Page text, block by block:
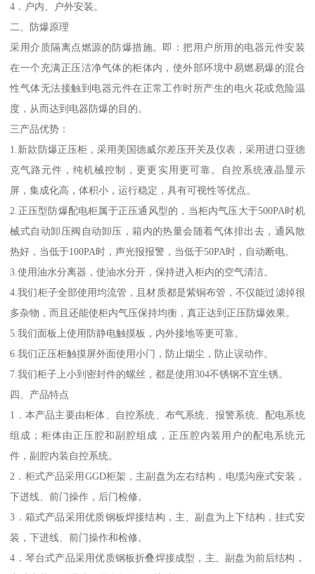
4．户内、户外安装。
二、防爆原理
采用介质隔离点燃源的防爆措施。即：把用户所用的电器元件安装
在一个充满正压洁净气体的柜体内，使外部环境中易燃易爆的混合
性气体无法接触到电器元件在正常工作时所产生的电火花或危险温
度，从而达到电器防爆的目的。
三产品优势：
1.新款防爆正压柜，采用美国德威尔差压开关及仪表，采用进口亚德
克气路元件，纯机械控制，更更实用更可靠。自控系统液晶显示
屏，集成化高，体积小，运行稳定，具有可视性等优点。
2.正压型防爆配电柜属于正压通风型的，当柜内气压大于500PA时机
械式自动卸压阀自动卸压，箱内的热量会随着气体排出去，通风散
热好，当低于100PA时，声光报报警，当低于50PA时，自动断电。
3.使用油水分离器，使油水分开，保持进入柜内的空气清洁。
4.我们柜子全部使用均流管，且材质都是紫铜布管，不仅能过滤掉很
多杂物，而且还能使柜内气压保持均衡，真正达到正压防爆效果。
5.我们面板上使用防静电触摸板，内外接地等更可靠。
6.我们正压柜触摸屏外面使用小门，防止烟尘，防止误动作。
7.我们柜子上小到密封件的螺丝，都是使用304不锈钢不宜生锈。
四、产品特点
1．本产品主要由柜体、自控系统、布气系统、报警系统、配电系统
组成；柜体由正压腔和副腔组成，正压腔内装用户的配电系统元
件，副腔内装自控系统。
2．柜式产品采用GGD柜架，主副盘为左右结构，电缆沟座式安装，
下进线、前门操作，后门检修。
3．箱式产品采用优质钢板焊接结构，主、副盘为上下结构，挂式安
装，下进线、前门操作和检修。
4．琴台式产品采用优质钢板折叠焊接成型，主、副盘为前后结构，